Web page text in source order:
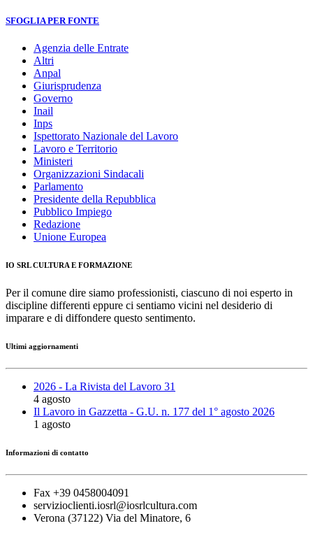
SFOGLIA PER FONTE
Agenzia delle Entrate
Altri
Anpal
Giurisprudenza
Governo
Inail
Inps
Ispettorato Nazionale del Lavoro
Lavoro e Territorio
Ministeri
Organizzazioni Sindacali
Parlamento
Presidente della Repubblica
Pubblico Impiego
Redazione
Unione Europea
IO SRL CULTURA E FORMAZIONE
Per il comune dire siamo professionisti, ciascuno di noi esperto in
discipline differenti eppure ci sentiamo vicini nel desiderio di
imparare e di diffondere questo sentimento.
Ultimi aggiornamenti
2026 - La Rivista del Lavoro 31
4 agosto
Il Lavoro in Gazzetta - G.U. n. 177 del 1° agosto 2026
1 agosto
Informazioni di contatto
Fax +39 0458004091
servizioclienti.iosrl@iosrlcultura.com
Verona (37122) Via del Minatore, 6